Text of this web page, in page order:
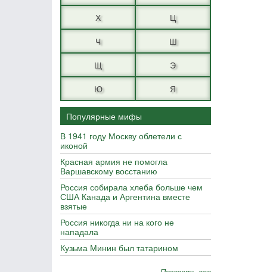
Х
Ц
Ч
Ш
Щ
Э
Ю
Я
Популярные мифы
В 1941 году Москву облетели с
иконой
Красная армия не помогла
Варшавскому восстанию
Россия собирала хлеба больше чем
США Канада и Аргентина вместе
взятые
Россия никогда ни на кого не
нападала
Кузьма Минин был татарином